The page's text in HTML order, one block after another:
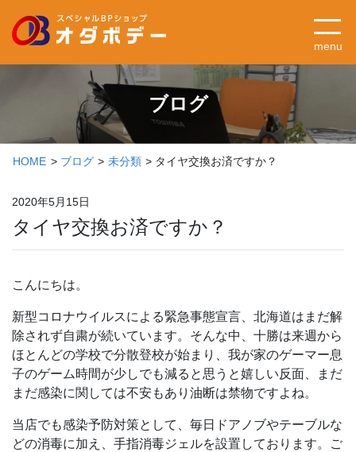
menu
ブログ
HOME ブログ 未分類 タイヤ交換お済ですか？
2020年5月15日
タイヤ交換お済ですか？
こんにちは。
新型コロナウイルスによる緊急事態宣言、北海道はまだ解
除されず自粛が続いています。そんな中、十勝は来週から
ほとんどの学校で分散登校が始まり、我が家のゲーマー息
子のゲーム時間が少しでも減ると思うと嬉しい反面、まだ
まだ感染に関しては不安もあり油断は禁物ですよね。
当店でも感染予防対策として、毎日ドアノブやテーブルな
どの消毒に加え、手指消毒ジェルを設置しております。ご